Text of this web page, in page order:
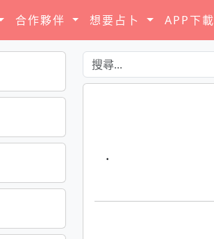
合作夥伴 想要占卜 APP下載
·